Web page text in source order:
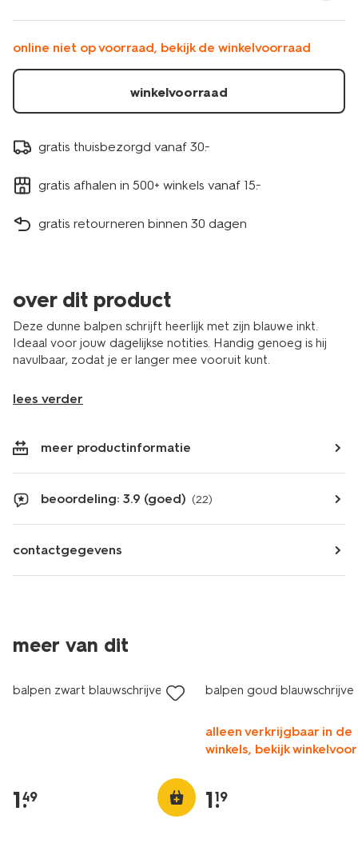
14400619.html
online niet op voorraad, bekijk de winkelvoorraad
winkelvoorraad
gratis thuisbezorgd vanaf 30.-
gratis afhalen in 500+ winkels vanaf 15.-
gratis retourneren binnen 30 dagen
over dit product
Deze dunne balpen schrijft heerlijk met zijn blauwe inkt.
Ideaal voor jouw dagelijkse notities. Handig genoeg is hij
navulbaar, zodat je er langer mee vooruit kunt.
lees verder
meer productinformatie
beoordeling: 3.9 (goed) (22)
contactgegevens
meer van dit
balpen zwart blauwschrijvend
1.
49
balpen goud
alleen verkrijgbaar in de
winkels, bekijk
1.
19